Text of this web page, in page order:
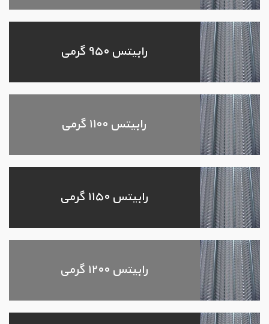
رابیتس ۹۵۰ گرمی
رابیتس ۱۱۰۰ گرمی
رابیتس ۱۱۵۰ گرمی
رابیتس ۱۲۰۰ گرمی